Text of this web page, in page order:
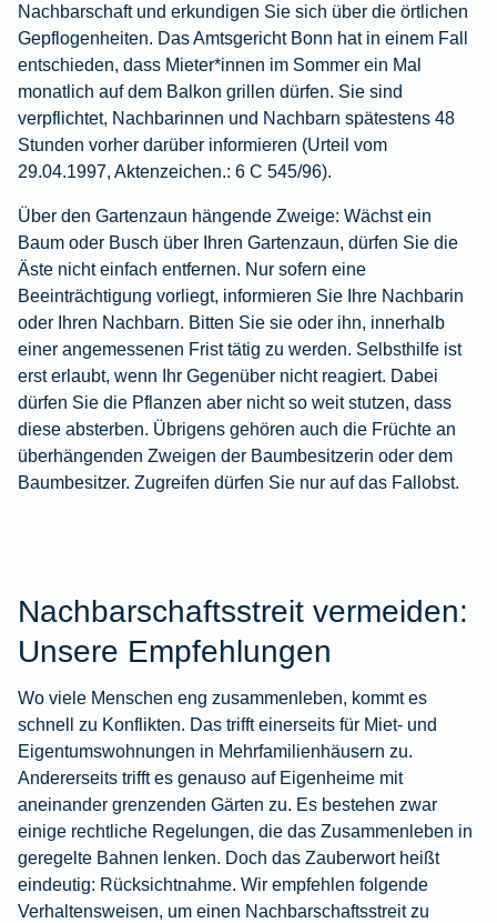
Nachbarschaft und erkundigen Sie sich über die örtlichen
Gepflogenheiten. Das Amtsgericht Bonn hat in einem Fall
entschieden, dass Mieter*innen im Sommer ein Mal
monatlich auf dem Balkon grillen dürfen. Sie sind
verpflichtet, Nachbarinnen und Nachbarn spätestens 48
Stunden vorher darüber informieren (Urteil vom
29.04.1997, Aktenzeichen.: 6 C 545/96).
Über den Gartenzaun hängende Zweige: Wächst ein
Baum oder Busch über Ihren Gartenzaun, dürfen Sie die
Äste nicht einfach entfernen. Nur sofern eine
Beeinträchtigung vorliegt, informieren Sie Ihre Nachbarin
oder Ihren Nachbarn. Bitten Sie sie oder ihn, innerhalb
einer angemessenen Frist tätig zu werden. Selbsthilfe ist
erst erlaubt, wenn Ihr Gegenüber nicht reagiert. Dabei
dürfen Sie die Pflanzen aber nicht so weit stutzen, dass
diese absterben. Übrigens gehören auch die Früchte an
überhängenden Zweigen der Baumbesitzerin oder dem
Baumbesitzer. Zugreifen dürfen Sie nur auf das Fallobst.
Nachbarschaftsstreit vermeiden:
Unsere Empfehlungen
Wo viele Menschen eng zusammenleben, kommt es
schnell zu Konflikten. Das trifft einerseits für Miet- und
Eigentumswohnungen in Mehrfamilienhäusern zu.
Andererseits trifft es genauso auf Eigenheime mit
aneinander grenzenden Gärten zu. Es bestehen zwar
einige rechtliche Regelungen, die das Zusammenleben in
geregelte Bahnen lenken. Doch das Zauberwort heißt
eindeutig: Rücksichtnahme. Wir empfehlen folgende
Verhaltensweisen, um einen Nachbarschaftsstreit zu